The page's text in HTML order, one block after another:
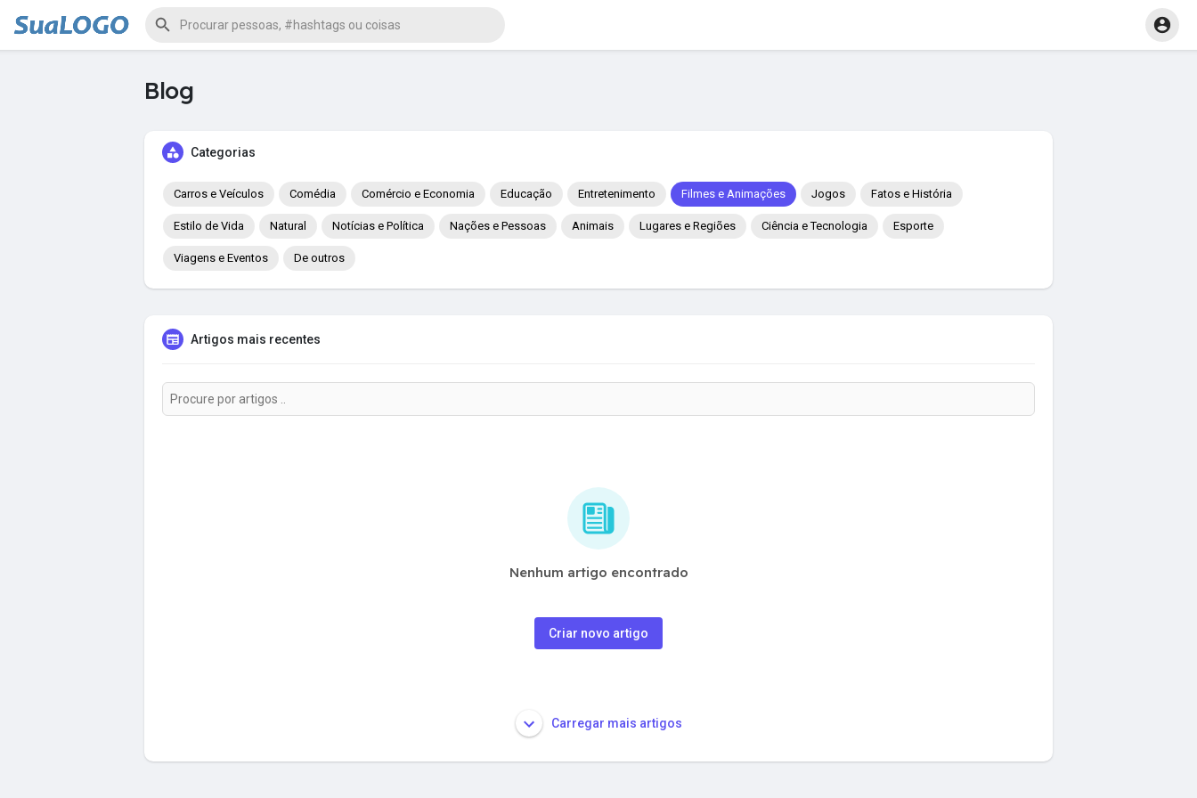
Blog
Categorias
Carros e Veículos Comédia Comércio e Economia Educação Entretenimento Filmes e Animações Jogos Fatos e História
Estilo de Vida Natural Notícias e Política Nações e Pessoas Animais Lugares e Regiões Ciência e Tecnologia Esporte
Viagens e Eventos De outros
Artigos mais recentes
Nenhum artigo encontrado
Criar novo artigo
Carregar mais artigos